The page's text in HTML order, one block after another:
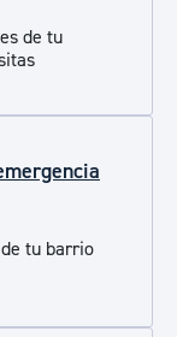
de tu
tu barrio